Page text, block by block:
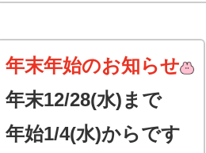
年末年始のお知らせ
年末12/28(水)まで
年始1/4(水)からです